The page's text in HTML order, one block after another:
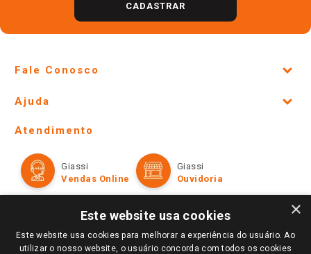
CADASTRAR
Fale Conosco
Lojas Físicas e Horários
Ofertas
Televendas
Amigo Giassi
Trabalhe Conosco
Ajuda
Formas de Pagamento
Políticas de entrega
Trocas e Devoluções
Atendimento
Giassi
Vendas Online
Giassi
Ouvidoria
Redes Sociais
×
Este website usa cookies
Este website usa cookies para melhorar a experiência do usuário. Ao
utilizar o nosso website, o usuário concorda com todos os cookies